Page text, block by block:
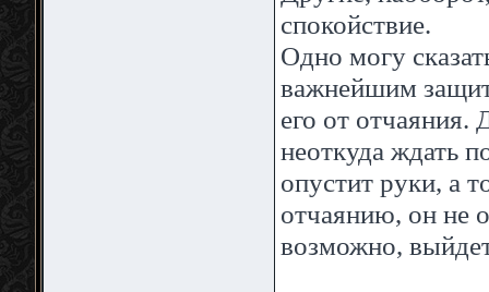
спокойствие.
Одно могу
важнейшим
его от отчаяния.
неоткуда ждать
опустит руки, а
отчаянию, он не
возможно,